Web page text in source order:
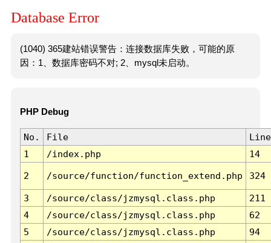
Database Error
(1040) 365建站错误警告：连接数据库失败，可能的原
因：1、数据库密码不对; 2、mysql未启动。
PHP Debug
No. File
Line
1
/index.php 14
2 /source/function/function_extend.php 324
3 /source/class/jzmysql.class.php
211
4
/source/class/jzmysql.class.php
62
5
/source/class/jzmysql.class.php
94